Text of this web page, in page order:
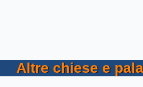
Altre chiese e